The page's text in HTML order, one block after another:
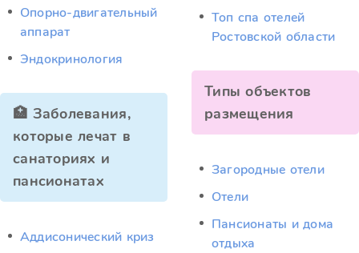
Опорно-двигательный
аппарат
Эндокринология
🏥 Заболевания,
которые лечат в
санаториях и
пансионатах
Аддисонический криз
Топ спа отелей
Ростовской области
Типы объектов
размещения
Загородные отели
Отели
Пансионаты и дома
отдыха